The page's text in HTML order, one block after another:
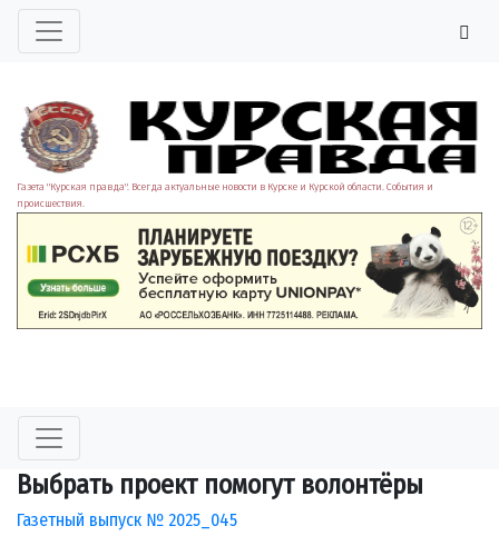
Газета "Курская правда". Всегда актуальные новости в Курске и Курской области. События и
происшествия.
Выбрать проект помогут волонтёры
Газетный выпуск № 2025_045